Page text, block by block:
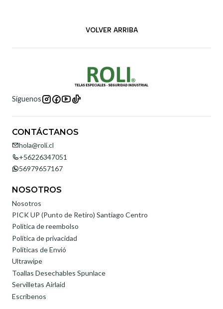
VOLVER ARRIBA
Síguenos
CONTÁCTANOS
hola@roli.cl
+56226347051
56979657167
NOSOTROS
Nosotros
PICK UP (Punto de Retiro) Santiago Centro
Politica de reembolso
Política de privacidad
Políticas de Envió
Ultrawipe
Toallas Desechables Spunlace
Servilletas Airlaid
Escríbenos